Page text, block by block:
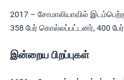
2017 – சோமாலியாவில் இடம்பெற்ற
358 பேர் கொல்லப்பட்டனர், 400
இன்றைய பிறப்புகள்